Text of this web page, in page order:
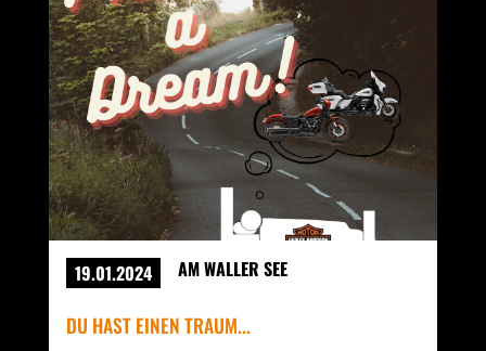
19.01.2024 AM WALLER SEE
DU HAST EINEN TRAUM...